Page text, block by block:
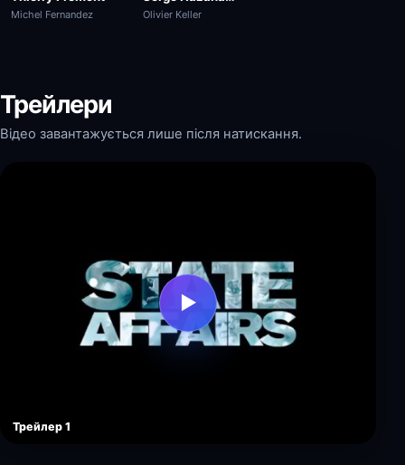
Michel Fernandez Olivier Keller
Трейлери
Відео завантажується лише після натискання.
▶
Трейлер 1